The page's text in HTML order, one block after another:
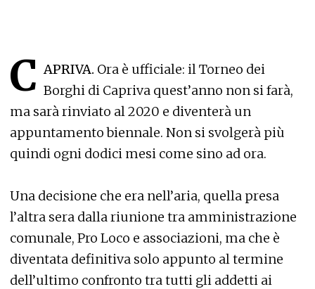
C APRIVA. Ora è ufficiale: il Torneo dei
Borghi di Capriva quest’anno non si farà,
ma sarà rinviato al 2020 e diventerà un
appuntamento biennale. Non si svolgerà più
quindi ogni dodici mesi come sino ad ora.
Una decisione che era nell’aria, quella presa
l’altra sera dalla riunione tra amministrazione
comunale, Pro Loco e associazioni, ma che è
diventata definitiva solo appunto al termine
dell’ultimo confronto tra tutti gli addetti ai